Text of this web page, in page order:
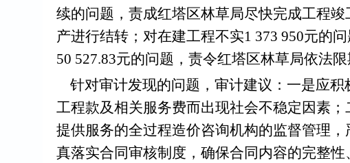
续的问题，责成红塔区林草局尽快完成工程
产进行结转 ；对在建工程不实1 373 950元的
50 527.83元的问题，责令红塔区林草局依法限
针对审计发现的问题，审计建议：一是应积
工程款及相关服务费而出现社会不稳定因素
提供服务的全过程造价咨询机构的监督管理，
真落实合同审核制度，确保合同内容的完整性